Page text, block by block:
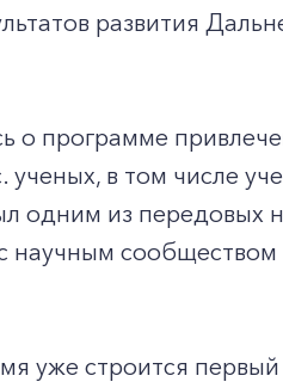
развития
о программе
в том числе
одним из передовых
сообществом
уже строится